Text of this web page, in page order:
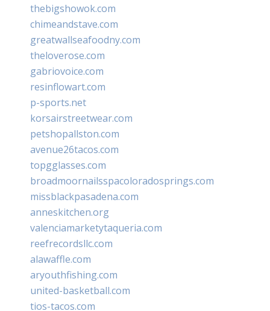
thebigshowok.com
chimeandstave.com
greatwallseafoodny.com
theloverose.com
gabriovoice.com
resinflowart.com
p-sports.net
korsairstreetwear.com
petshopallston.com
avenue26tacos.com
topgglasses.com
broadmoornailsspacoloradosprings.com
missblackpasadena.com
anneskitchen.org
valenciamarketytaqueria.com
reefrecordsllc.com
alawaffle.com
aryouthfishing.com
united-basketball.com
tios-tacos.com